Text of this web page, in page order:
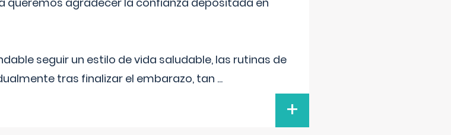
seguir un estilo de vida saludable, las rutinas de
tras finalizar el embarazo, tan ...
+